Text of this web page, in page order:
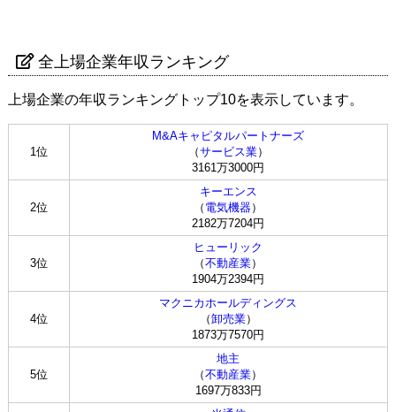
全上場企業年収ランキング
上場企業の年収ランキングトップ10を表示しています。
1位
M&Aキャピタルパートナーズ
（サービス業）
3161万3000円
2位
キーエンス
（ 電気機器）
2182万7204円
3位
ヒューリック
（不動産業）
1904万2394円
4位
マクニカホールディングス
（卸売業）
1873万7570円
5位
地主
（不動産業）
1697万833円